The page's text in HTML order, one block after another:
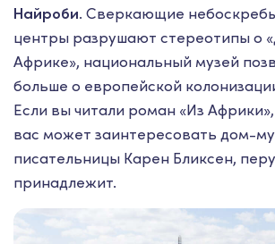
Найроби. Сверкающие
центры разрушают стереотипы о
Африке», национальный музей
больше о европейской
Если вы читали роман «Из
вас может заинтересовать дом-
писательницы Карен Бликсен,
принадлежит.